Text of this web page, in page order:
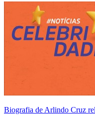
Biografia de Arlindo Cruz